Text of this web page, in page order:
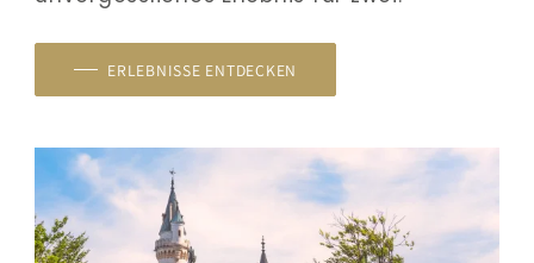
ERLEBNISSE ENTDECKEN